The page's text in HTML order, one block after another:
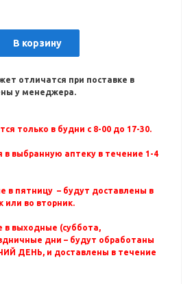
В корзину
отличатся при поставке в
у менеджера.
только в будни с 8-00 до 17-30.
в выбранную аптеку в течение 1-4
в пятницу – будут доставлены в
или во вторник.
в выходные (суббота,
дни – будут обработаны
ДЕНЬ, и доставлены в течение